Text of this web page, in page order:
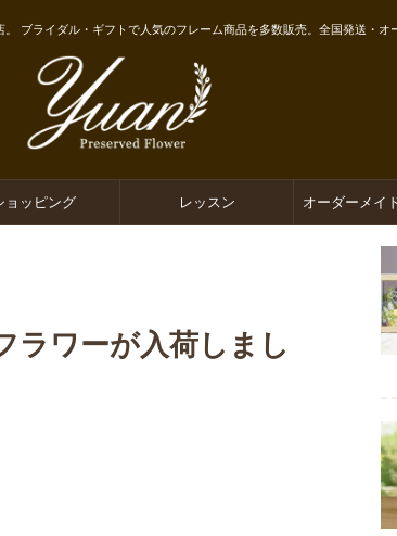
ブライダル・ギフトで人気のフレーム商品を多数販売。全国発送・オ
ョッピング レッスン オーダーメイ
ラワーが入荷しまし